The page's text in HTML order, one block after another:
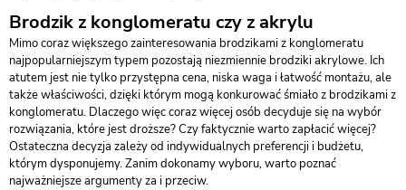
Brodzik z konglomeratu czy z akrylu
Mimo coraz większego zainteresowania brodzikami z konglomeratu
najpopularniejszym typem pozostają niezmiennie brodziki akrylowe. Ich
atutem jest nie tylko przystępna cena, niska waga i łatwość montażu, ale
także właściwości, dzięki którym mogą konkurować śmiało z brodzikami z
konglomeratu. Dlaczego więc coraz więcej osób decyduje się na wybór
rozwiązania, które jest droższe? Czy faktycznie warto zapłacić więcej?
Ostateczna decyzja zależy od indywidualnych preferencji i budżetu,
którym dysponujemy. Zanim dokonamy wyboru, warto poznać
najważniejsze argumenty za i przeciw.